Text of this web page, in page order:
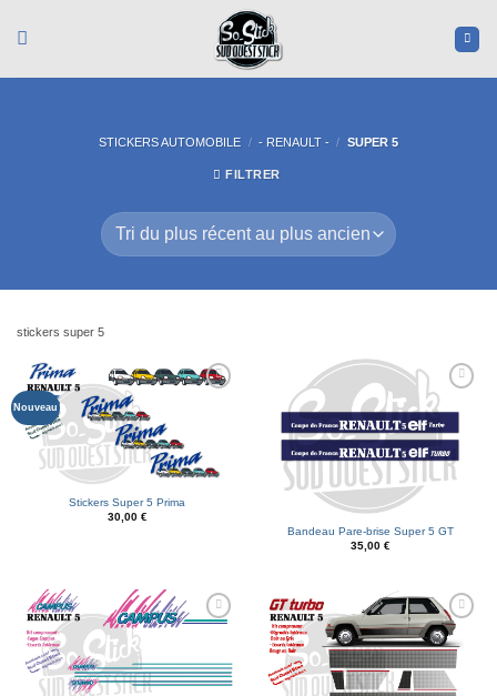
contenu
STICKERS AUTOMOBILE / - RENAULT - / SUPER 5
FILTRER
stickers super 5
Nouveau
Stickers Super 5 Prima
30,00 €
d’envies
Bandeau Pare-brise Super 5 GT
35,00 €
Ajouter
à la liste
d’envies